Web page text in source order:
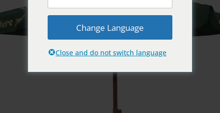
Requisitos de las
ilustraciones:
vectoriales frente a
rasterizadas
Change Language
Close and do not switch language